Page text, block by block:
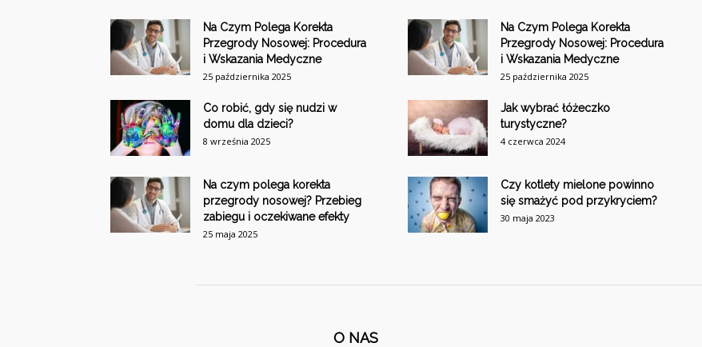
Na Czym Polega Korekta
Przegrody Nosowej: Procedura
i Wskazania Medyczne
25 października 2025
Co robić, gdy się nudzi w
domu dla dzieci?
8 września 2025
Na czym polega korekta
przegrody nosowej? Przebieg
zabiegu i oczekiwane efekty
25 maja 2025
Na Czym Polega Korekta
Przegrody Nosowej: Procedura
i Wskazania Medyczne
25 października 2025
Jak wybrać łóżeczko
turystyczne?
4 czerwca 2024
Czy kotlety mielone powinno
się smażyć pod przykryciem?
30 maja 2023
O NAS